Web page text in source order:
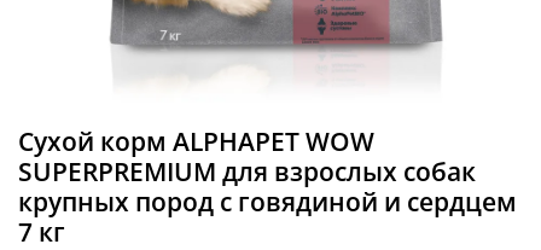
Сухой корм ALPHAPET WOW
SUPERPREMIUM для взрослых собак
крупных пород с говядиной и сердцем
7 кг